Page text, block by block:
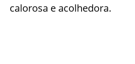
calorosa e acolhedora.